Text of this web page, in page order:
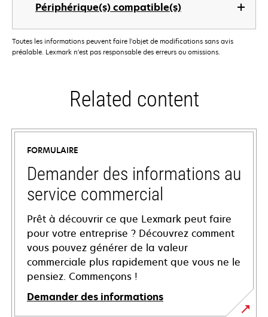
Périphérique(s) compatible(s)
Toutes les informations peuvent faire l'objet de modifications sans avis
préalable. Lexmark n'est pas responsable des erreurs ou omissions.
Related content
FORMULAIRE
Demander des informations au
service commercial
Prêt à découvrir ce que Lexmark peut faire
pour votre entreprise ? Découvrez comment
vous pouvez générer de la valeur
commerciale plus rapidement que vous ne le
pensiez. Commençons !
Demander des informations